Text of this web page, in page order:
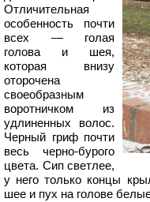
Отличительная
особенность почти
всех — голая
голова и шея,
которая внизу
оторочена
своеобразным
воротничком из
удлиненных волос.
Черный гриф почти
весь черно-бурого
цвета. Сип светлее,
у него только концы
шее и пух на голове